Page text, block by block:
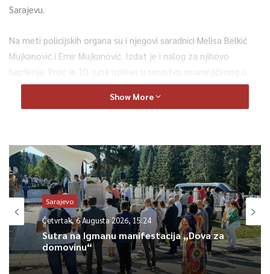
Sarajevu.
Na meti policijskih organa su i njegovi saradnici Melisa Belkić
Mujkanović i Emir Mujkanović. Izdat je i nalog za njihovo
hapšenje. Prcić je 10. juna ispitan u svojstvu osumnjičenog u
Tužilaštvu Tuzlanskog kantona.
prijavi naveli da ih je reketirao. Do sada je u ovom predmetu
ispitano na desetine svjedoka, a sa svime je upoznata i
Ambasada SAD u Sarajevu, čiji je državljanin.
Za njegov univerzitet veže se nekoliko slučajeva, pa i predmet
sporne diplome koju je nedavno priložio direktor OSA-e Osman
Mehmedagić.
Show More
Sarajevo
Četvrtak, 6 Augusta 2026, 15:24
Sutra na Igmanu manifestacija „Dova za
domovinu“